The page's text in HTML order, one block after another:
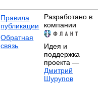
Правила
публикации
Обратная
связь
Разработано в
компании
Идея и
поддержка
проекта —
Дмитрий
Шурупов